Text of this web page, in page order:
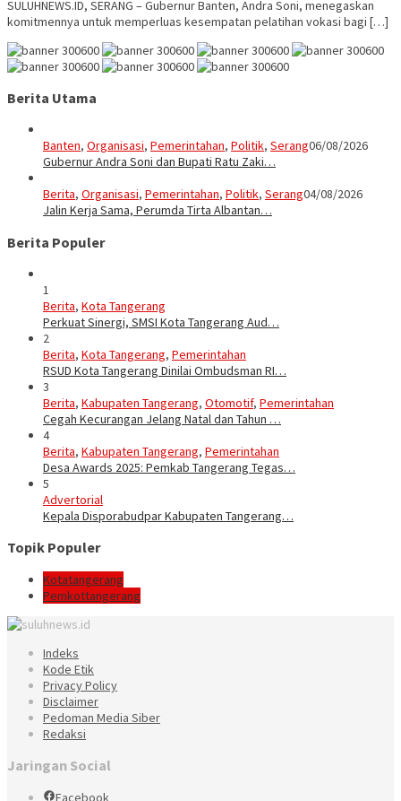
SULUHNEWS.ID, SERANG – Gubernur Banten, Andra Soni, menegaskan
komitmennya untuk memperluas kesempatan pelatihan vokasi bagi […]
Berita Utama
Banten, Organisasi, Pemerintahan, Politik, Serang06/08/2026
Gubernur Andra Soni dan Bupati Ratu Zaki…
Berita, Organisasi, Pemerintahan, Politik, Serang04/08/2026
Jalin Kerja Sama, Perumda Tirta Albantan…
Berita Populer
1
Berita, Kota Tangerang
Perkuat Sinergi, SMSI Kota Tangerang Aud…
2
Berita, Kota Tangerang, Pemerintahan
RSUD Kota Tangerang Dinilai Ombudsman RI…
3
Berita, Kabupaten Tangerang, Otomotif, Pemerintahan
Cegah Kecurangan Jelang Natal dan Tahun …
4
Berita, Kabupaten Tangerang, Pemerintahan
Desa Awards 2025: Pemkab Tangerang Tegas…
5
Advertorial
Kepala Disporabudpar Kabupaten Tangerang…
Topik Populer
Kotatangerang
Pemkottangerang
Indeks
Kode Etik
Privacy Policy
Disclaimer
Pedoman Media Siber
Redaksi
Jaringan Social
Facebook